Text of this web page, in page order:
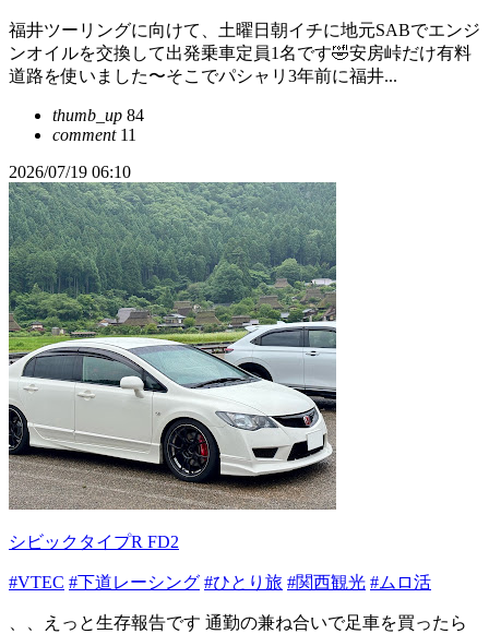
福井ツーリングに向けて、土曜日朝イチに地元SABでエンジ
ンオイルを交換して出発乗車定員1名です🤣安房峠だけ有料
道路を使いました〜そこでパシャリ3年前に福井...
thumb_up 84
comment11
2026/07/19 06:10
シビックタイプR FD2
#VTEC #下道レーシング #ひとり旅 #関西観光 #ムロ活
、、えっと生存報告です 通勤の兼ね合いで足車を買ったら